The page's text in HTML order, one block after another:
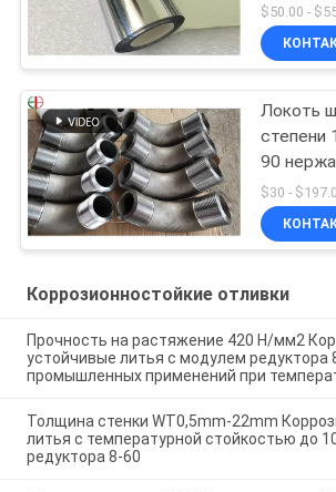
Локоть
степени
90
Коррозионностойкие отливки
Прочность на растяжение 420 Н/мм2
устойчивые литья с модулем редуктора
промышленных применений при
Толщина стенки WT0,5mm-22mm
литья с температурной стойкостью до
редуктора 8-60